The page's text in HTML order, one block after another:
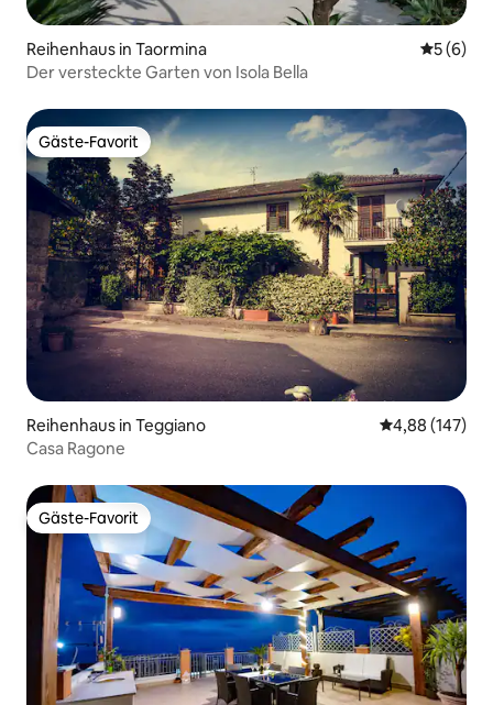
Reihenhaus in Taormina
5 (6)
Der versteckte Garten von Isola Bella
Gäste-Favorit
Gäste-Favorit
Reihenhaus in Teggiano
4,88 (147)
Casa Ragone
Gäste-Favorit
Gäste-Favorit